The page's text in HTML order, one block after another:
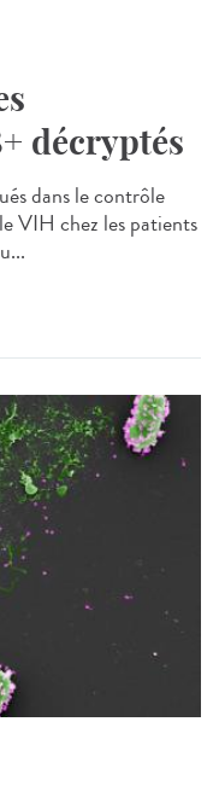
décryptés
dans le contrôle
VIH chez les patients